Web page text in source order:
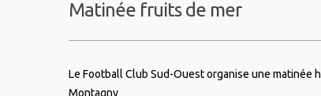
Matinée fruits de mer
Le Football Club Sud-Ouest organise une matinée
Montagny